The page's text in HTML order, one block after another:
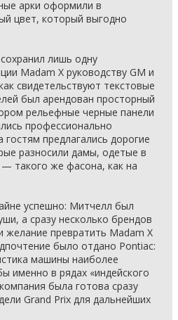
арки оформили в
цвет, который выгодно
лишь одну
Madam X руководству GM и
свидетельствуют текстовые
был арендован просторный
рельефные черные панели
профессионально
предлагались дорогие
разносили дамы, одетые в
такого же фасона, как на
успешно: Митчелл был
а сразу несколько брендов
желание превратить Madam X
было отдано Pontiac:
машины наиболее
именно в рядах «индейского
была готова сразу
Grand Prix для дальнейших